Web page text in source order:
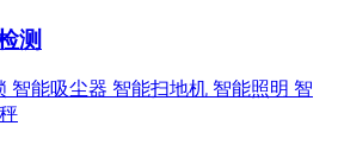
测
智能吸尘器 智能扫地机 智能照明 智